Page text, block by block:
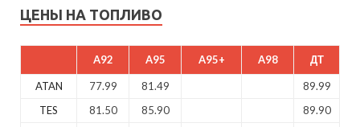
ЦЕНЫ НА ТОПЛИВО
A92 A95 A95+ A98 ДТ
ATAN 77.99 81.49
89.99
TES
81.50 85.90
89.90